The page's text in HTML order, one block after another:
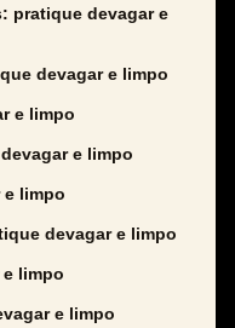
pratique devagar e
devagar e limpo
e limpo
e limpo
limpo
devagar e limpo
limpo
e limpo